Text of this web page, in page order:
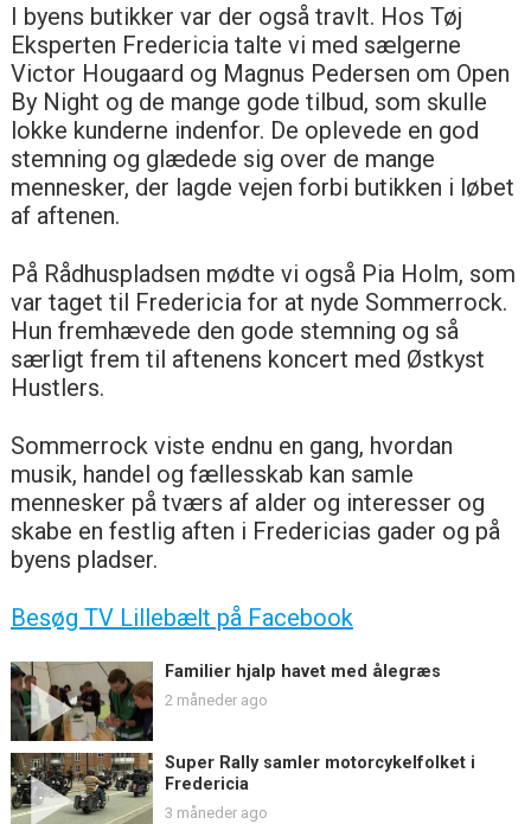
I byens butikker var der også travlt. Hos Tøj
Eksperten Fredericia talte vi med sælgerne
Victor Hougaard og Magnus Pedersen om Open
By Night og de mange gode tilbud, som skulle
lokke kunderne indenfor. De oplevede en god
stemning og glædede sig over de mange
mennesker, der lagde vejen forbi butikken i løbet
af aftenen.
På Rådhuspladsen mødte vi også Pia Holm, som
var taget til Fredericia for at nyde Sommerrock.
Hun fremhævede den gode stemning og så
særligt frem til aftenens koncert med Østkyst
Hustlers.
Sommerrock viste endnu en gang, hvordan
musik, handel og fællesskab kan samle
mennesker på tværs af alder og interesser og
skabe en festlig aften i Fredericias gader og på
byens pladser.
Besøg TV Lillebælt på Facebook
Familier hjalp havet med ålegræs
2 måneder ago
Super Rally samler motorcykelfolket i
Fredericia
3 måneder ago